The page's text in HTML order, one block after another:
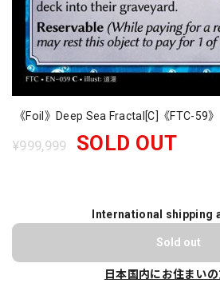
《Foil》Deep Sea Fractal[C]《FTC-59》
¥999,999 SOLD OUT
International shipping
Sold out
日本国内にお住まい